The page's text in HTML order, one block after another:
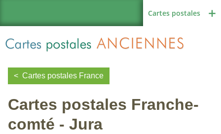
Cartes postales
Région de France
Cartes postales France
Cartes postales Franche-
comté - Jura